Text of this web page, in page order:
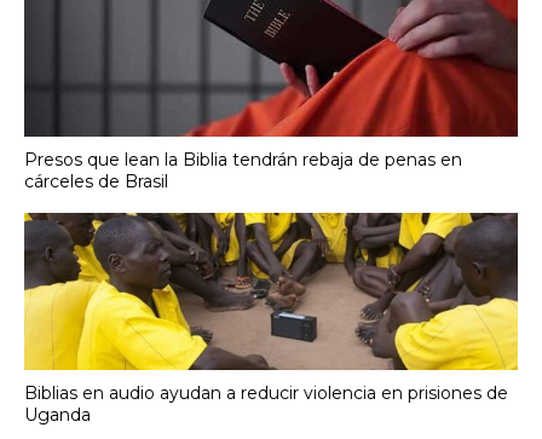
Presos que lean la Biblia tendrán rebaja de penas en
cárceles de Brasil
Biblias en audio ayudan a reducir violencia en prisiones de
Uganda